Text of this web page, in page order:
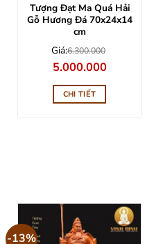
Tượng Đạt Ma Quá Hải
Gỗ Hương Đá 70x24x14
cm
Giá:6.300.000
Giá
gốc
là:
6.300.000.
5.000.000Giá
hiện
tại
5.000.000.
CHI TIẾT
-13%